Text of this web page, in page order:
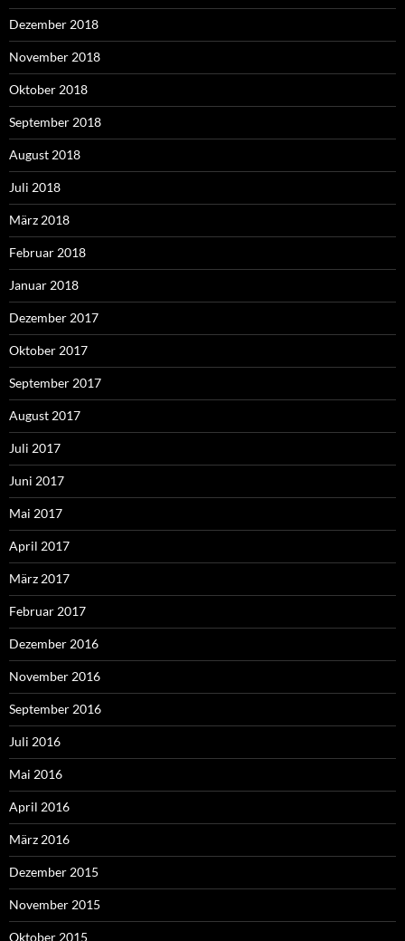
Dezember 2018
November 2018
Oktober 2018
September 2018
August 2018
Juli 2018
März 2018
Februar 2018
Januar 2018
Dezember 2017
Oktober 2017
September 2017
August 2017
Juli 2017
Juni 2017
Mai 2017
April 2017
März 2017
Februar 2017
Dezember 2016
November 2016
September 2016
Juli 2016
Mai 2016
April 2016
März 2016
Dezember 2015
November 2015
Oktober 2015